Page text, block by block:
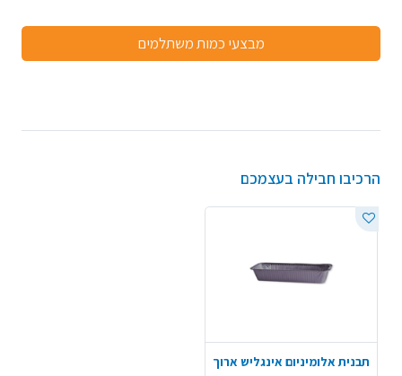
מבצעי כמות משתלמים
הרכיבו חבילה בעצמכם
תבנית אלומיניום אינגליש ארוך